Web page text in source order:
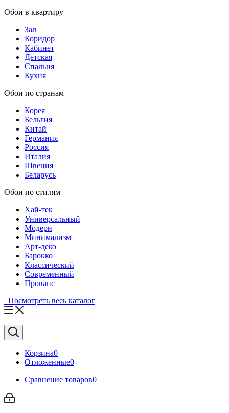
Обои в квартиру
Зал
Коридор
Кабинет
Детская
Спальня
Кухня
Обои по странам
Корея
Бельгия
Китай
Германия
Россия
Италия
Швеция
Беларусь
Обои по стилям
Хай-тек
Универсальный
Модерн
Минимализм
Арт-деко
Барокко
Классический
Современный
Прованс
Посмотреть весь каталог
Корзина0
Отложенные0
Сравнение товаров0